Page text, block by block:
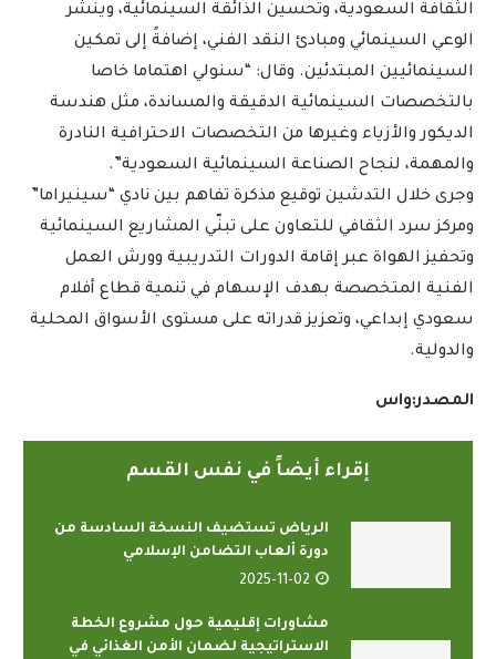
الثقافة السعودية، وتحسين الذائقة السينمائية، وينشر
الوعي السينمائي ومبادئ النقد الفني، إضافةً إلى تمكين
السينمائيين المبتدئين. وقال: “سنولي اهتماما خاصا
بالتخصصات السينمائية الدقيقة والمساندة، مثل هندسة
الديكور والأزياء وغيرها من التخصصات الاحترافية النادرة
والمهمة، لنجاح الصناعة السينمائية السعودية”.
وجرى خلال التدشين توقيع مذكرة تفاهم بين نادي “سينيراما”
ومركز سرد الثقافي للتعاون على تبنّي المشاريع السينمائية
وتحفيز الهواة عبر إقامة الدورات التدريبية وورش العمل
الفنية المتخصصة بهدف الإسهام في تنمية قطاع أفلام
سعودي إبداعي، وتعزيز قدراته على مستوى الأسواق المحلية
والدولية.
المصدر:واس
إقراء أيضاً في نفس القسم
الرياض تستضيف النسخة السادسة من
دورة ألعاب التضامن الإسلامي
2025-11-02
مشاورات إقليمية حول مشروع الخطة
الاستراتيجية لضمان الأمن الغذائي في